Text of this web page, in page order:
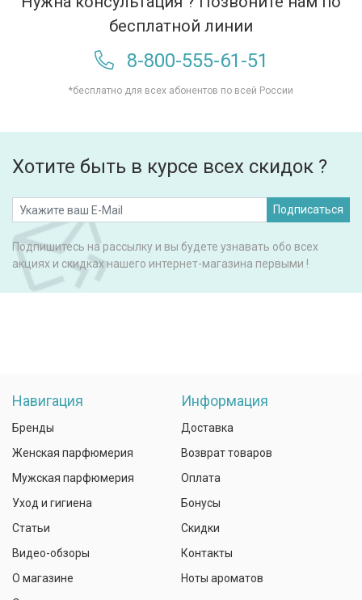
бесплатной линии
8-800-555-61-51
*бесплатно для всех абонентов по всей России
Хотите быть в курсе всех скидок ?
Подписаться
Подпишитесь на рассылку и вы будете узнавать обо всех
акциях и скидках нашего интернет-магазина первыми !
Навигация
Бренды
Женская парфюмерия
Мужская парфюмерия
Уход и гигиена
Статьи
Видео-обзоры
О магазине
Информация
Доставка
Возврат товаров
Оплата
Бонусы
Скидки
Контакты
Ноты ароматов